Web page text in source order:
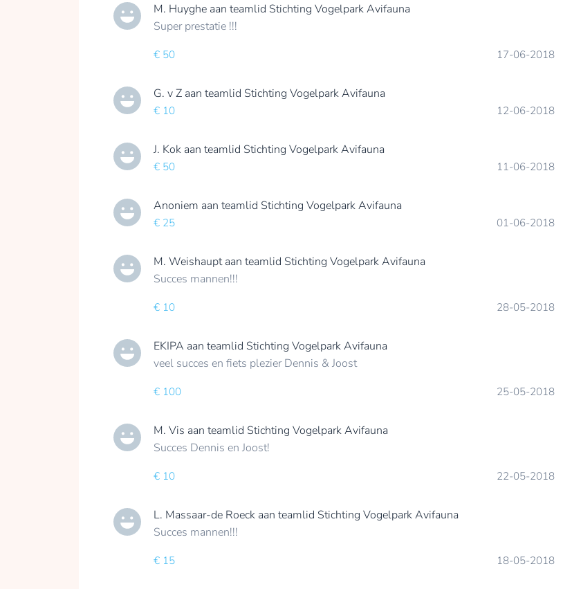
M. Huyghe aan teamlid Stichting Vogelpark Avifauna
Super prestatie !!!
€ 50 17-06-2018
G. v Z aan teamlid Stichting Vogelpark Avifauna
€ 10 12-06-2018
J. Kok aan teamlid Stichting Vogelpark Avifauna
€ 50 11-06-2018
Anoniem aan teamlid Stichting Vogelpark Avifauna
€ 25 01-06-2018
M. Weishauptaan teamlid Stichting Vogelpark Avifauna
Succes mannen!!!
€ 10 28-05-2018
EKIPA aan teamlid Stichting Vogelpark Avifauna
veel succes en fiets plezier Dennis & Joost
€ 100 25-05-2018
M. Vis aan teamlid Stichting Vogelpark Avifauna
Succes Dennis en Joost!
€ 10 22-05-2018
L. Massaar-de Roeck aan teamlid Stichting Vogelpark Avifauna
Succes mannen!!!
€ 15 18-05-2018